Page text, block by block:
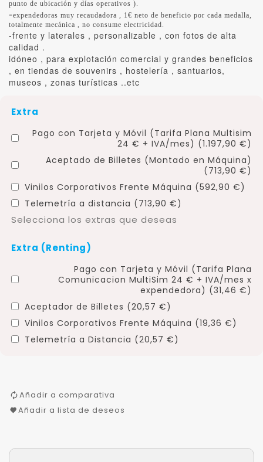
punto de ubicación y días operativos ).
-expendedoras muy recaudadora , 1€ neto de beneficio por cada medalla,
totalmente mecánica , no consume electricidad.
-frente y laterales , personalizable , con fotos de alta
calidad .
idóneo , para explotación comercial y grandes beneficios
, en tiendas de souvenirs , hostelería , santuarios,
museos , zonas turísticas ..etc
Extra
Pago con Tarjeta y Móvil (Tarifa Plana Multisim
24 € + IVA/mes) (1.197,90 €)
Aceptado de Billetes (Montado en Máquina)
(713,90 €)
Vinilos Corporativos Frente Máquina (592,90 €)
Telemetría a distancia (713,90 €)
Selecciona los extras que deseas
Extra (Renting)
Pago con Tarjeta y Móvil (Tarifa Plana
Comunicacion MultiSim 24 € + IVA/mes x
expendedora) (31,46 €)
Aceptador de Billetes (20,57 €)
Vinilos Corporativos Frente Máquina (19,36 €)
Telemetría a Distancia (20,57 €)
Añadir a comparativa
Añadir a lista de deseos